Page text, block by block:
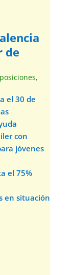
de
,
el 30 de
con
jóvenes
el 75%
en situación